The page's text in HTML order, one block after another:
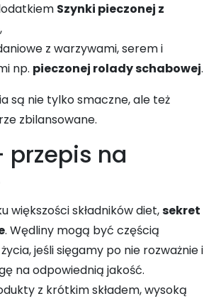
Szynki pieczonej z
,
z warzywami, serem i
np. pieczonej rolady schabowej.
są nie tylko smaczne, ale też
zbilansowane.
przepis na
większości składników diet,sekret
. Wędliny mogą być częścią
jeśli sięgamy po nie rozważnie i
na odpowiednią jakość.
z krótkim składem, wysoką